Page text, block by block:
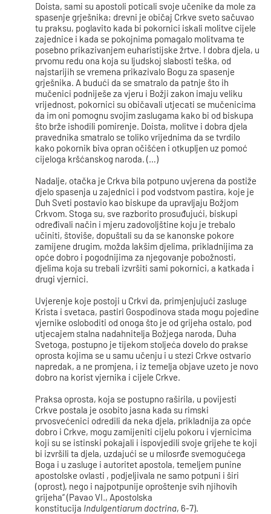
Doista, sami su apostoli poticali svoje učenike da mole za
spasenje grješnika; drevni je običaj Crkve sveto sačuvao
tu praksu, poglavito kada bi pokornici iskali molitve cijele
zajednice i kada se pokojnima pomagalo molitvama te
posebno prikazivanjem euharistijske žrtve. I dobra djela, u
prvomu redu ona koja su ljudskoj slabosti teška, od
najstarijih se vremena prikazivalo Bogu za spasenje
grješnika. A budući da se smatralo da patnje što ih
mučenici podniješe za vjeru i Božji zakon imaju veliku
vrijednost, pokornici su običavali utjecati se mučenicima
da im oni pomognu svojim zaslugama kako bi od biskupa
što brže ishodili pomirenje. Doista, molitve i dobra djela
pravednika smatralo se toliko vrijednima da se tvrdilo
kako pokornik biva opran očišćen i otkupljen uz pomoć
cijeloga kršćanskog naroda. (…)
Nadalje, otačka je Crkva bila potpuno uvjerena da postiže
djelo spasenja u zajednici i pod vodstvom pastira, koje je
Duh Sveti postavio kao biskupe da upravljaju Božjom
Crkvom. Stoga su, sve razborito prosuđujući, biskupi
određivali način i mjeru zadovoljštine koju je trebalo
učiniti, štoviše, dopuštali su da se kanonske pokore
zamijene drugim, možda lakšim djelima, prikladnijima za
opće dobro i pogodnijima za njegovanje pobožnosti,
djelima koja su trebali izvršiti sami pokornici, a katkada i
drugi vjernici.
Uvjerenje koje postoji u Crkvi da, primjenjujući zasluge
Krista i svetaca, pastiri Gospodinova stada mogu pojedine
vjernike osloboditi od onoga što je od grijeha ostalo, pod
utjecajem stalna nadahnitelja Božjega naroda, Duha
Svetoga, postupno je tijekom stoljeća dovelo do prakse
oprosta kojima se u samu učenju i u stezi Crkve ostvario
napredak, a ne promjena, i iz temelja objave uzeto je novo
dobro na korist vjernika i cijele Crkve.
Praksa oprosta, koja se postupno raširila, u povijesti
Crkve postala je osobito jasna kada su rimski
prvosvećenici odredili da neka djela, prikladnija za opće
dobro i Crkve, mogu zamijeniti cijelu pokoru i vjernicima
koji su se istinski pokajali i ispovjedili svoje grijehe te koji
bi izvršili ta djela, uzdajući se u milosrđe svemogućega
Boga i u zasluge i autoritet apostola, temeljem punine
apostolske ovlasti , podjeljivala ne samo potpuni i širi
(oprost), nego i najpotpunije oproštenje svih njihovih
grijeha“ (Pavao VI., Apostolska
konstitucija Indulgentiarum doctrina, 6-7).